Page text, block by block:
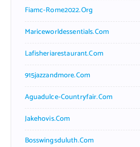
Fiamc-Rome2022.org
Mariceworldessentials.com
Lafisheriarestaurant.com
915jazzandmore.com
Aguadulce-Countryfair.com
Jakehovis.com
Bosswingsduluth.com